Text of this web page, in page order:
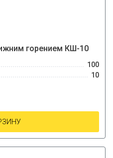
горением КШ-10
100
10